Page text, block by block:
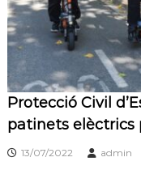
Protecció Civil
patinets elèctrics
13/07/2022 admin